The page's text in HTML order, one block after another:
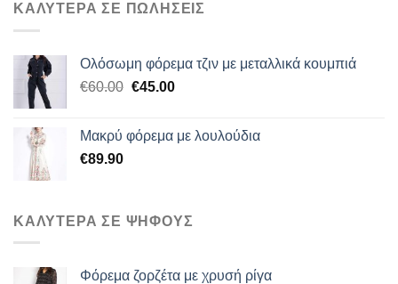
ΚΑΛΥΤΕΡΑ ΣΕ ΠΩΛΗΣΕΙΣ
Ολόσωμη φόρεμα τζιν με μεταλλικά κουμπιά
€60.00 Original
€60.00.
€45.00Η
είναι:
Μακρύ φόρεμα με λουλούδια
€89.90
ΚΑΛΥΤΕΡΑ ΣΕ ΨΗΦΟΥΣ
Φόρεμα ζορζέτα με χρυσή ρίγα